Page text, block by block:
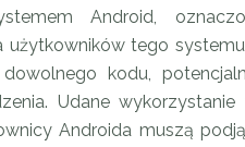
Android,
użytkowników tego
kodu,
Udane
Androida muszą